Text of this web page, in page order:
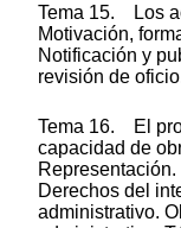
Tema 15. Los
Motivación,
Notificación y
revisión de
Tema 16. El
capacidad de
Derechos del
administrativo.